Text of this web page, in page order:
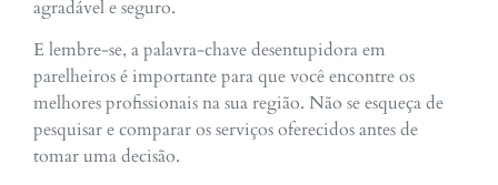
agradável e seguro.
E lembre-se, a palavra-chave desentupidora em
parelheiros é importante para que você encontre os
melhores profissionais na sua região. Não se esqueça de
pesquisar e comparar os serviços oferecidos antes de
tomar uma decisão.